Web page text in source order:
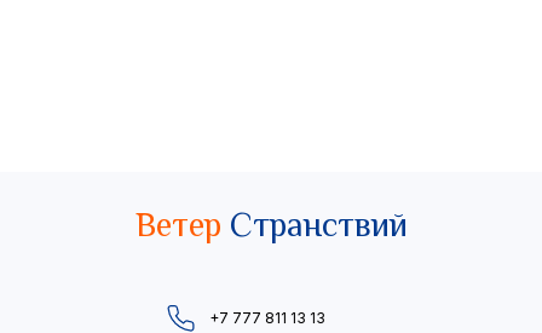
Ветер Странствий
+7 777 811 13 13